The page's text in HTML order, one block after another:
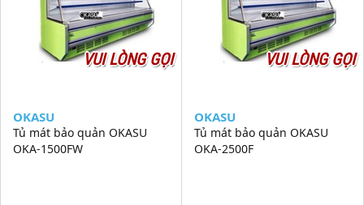
VUI LÒNG GỌI
OKASU
Tủ mát bảo quản OKASU
OKA-1500FW
VUI LÒNG GỌI
OKASU
Tủ mát bảo quản OKASU
OKA-2500F